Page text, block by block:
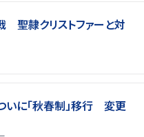
聖隷クリストファーと対
いに「秋春制」移行 変更